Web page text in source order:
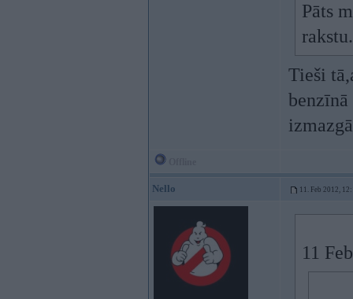
Pāts
Tieši
Nello 11. Feb 2012,
11